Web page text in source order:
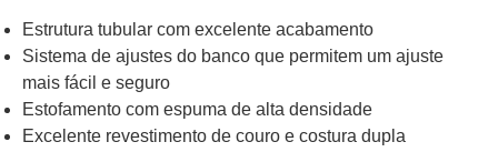
Estrutura tubular com excelente acabamento
Sistema de ajustes do banco que permitem um ajuste
mais fácil e seguro
Estofamento com espuma de alta densidade
Excelente revestimento de couro e costura dupla